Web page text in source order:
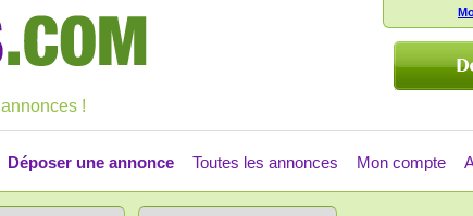
annonces !
Déposer une annonce Toutes les annonces Mon compte